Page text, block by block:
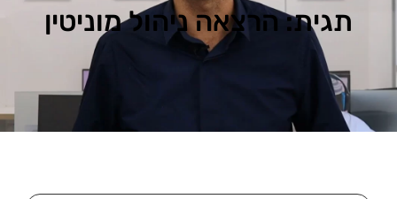
תגית: הרצאה ניהול מוניטין